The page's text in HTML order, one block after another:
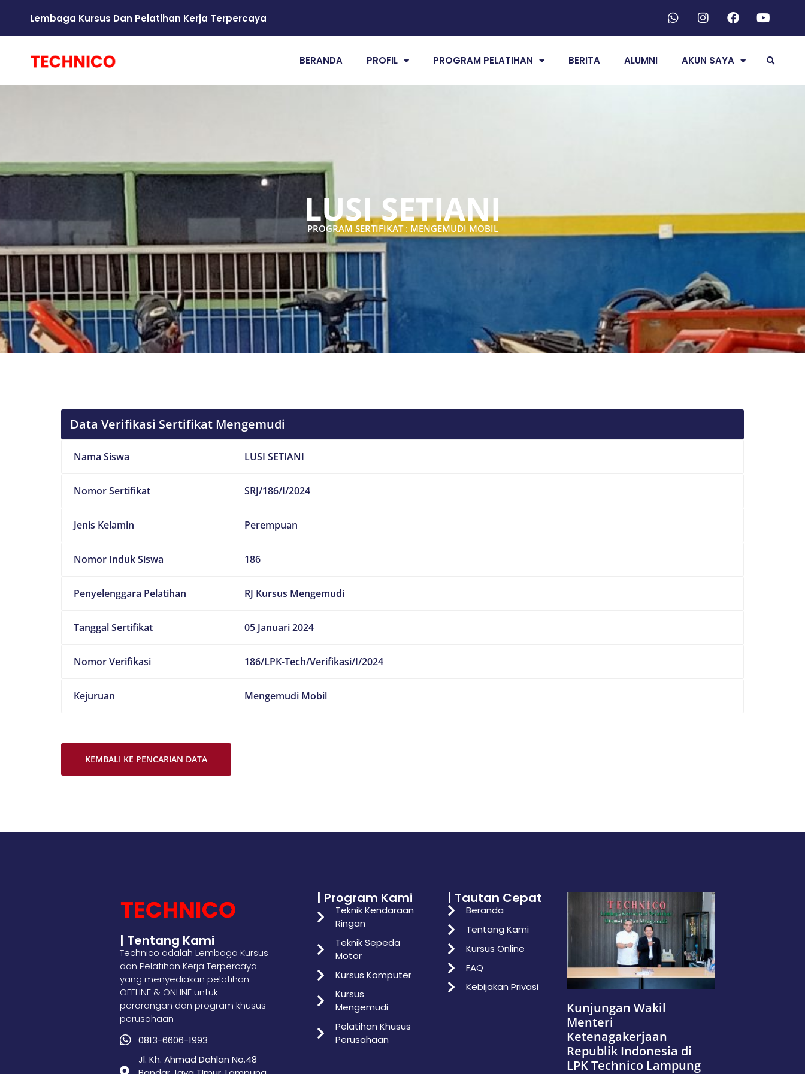
Lembaga Kursus Dan Pelatihan Kerja Terpercaya
BERANDA PROFIL PROGRAM PELATIHAN BERITA ALUMNI AKUN SAYA
LUSI SETIANI
PROGRAM SERTIFIKAT : MENGEMUDI MOBIL
Data Verifikasi Sertifikat Mengemudi
Nama Siswa LUSI SETIANI
Nomor Sertifikat SRJ/186/I/2024
Jenis Kelamin Perempuan
Nomor Induk Siswa 186
Penyelenggara Pelatihan RJ Kursus Mengemudi
Tanggal Sertifikat 05 Januari 2024
Nomor Verifikasi 186/LPK-Tech/Verifikasi/I/2024
Kejuruan Mengemudi Mobil
KEMBALI KE PENCARIAN DATA
| Tentang Kami
Technico adalah Lembaga Kursus
dan Pelatihan Kerja Terpercaya
yang menyediakan pelatihan
OFFLINE & ONLINE untuk
perorangan dan program khusus
perusahaan
0813-6606-1993
Jl. Kh. Ahmad Dahlan No.48
| Program Kami
Teknik Kendaraan
Ringan
Teknik Sepeda
Motor
Kursus Komputer
Kursus
Mengemudi
Pelatihan Khusus
Perusahaan
| Tautan Cepat
Beranda
Tentang Kami
Kursus Online
FAQ
Kebijakan Privasi
Kunjungan Wakil
Menteri
Ketenagakerjaan
Republik Indonesia di
LPK Technico Lampung